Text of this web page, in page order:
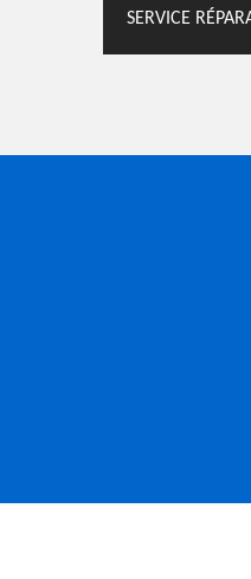
SERVICE